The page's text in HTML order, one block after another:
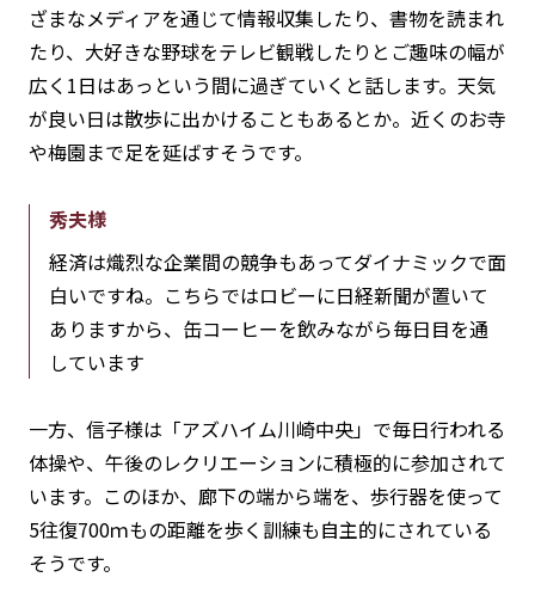
ざまなメディアを通じて情報収集したり、書物を読まれ
たり、大好きな野球をテレビ観戦したりとご趣味の幅が
広く1日はあっという間に過ぎていくと話します。天気
が良い日は散歩に出かけることもあるとか。近くのお寺
や梅園まで足を延ばすそうです。
秀夫様
経済は熾烈な企業間の競争もあってダイナミックで面
白いですね。こちらではロビーに日経新聞が置いて
ありますから、缶コーヒーを飲みながら毎日目を通
しています
一方、信子様は「アズハイム川崎中央」で毎日行われる
体操や、午後のレクリエーションに積極的に参加されて
います。このほか、廊下の端から端を、歩行器を使って
5往復700ｍもの距離を歩く訓練も自主的にされている
そうです。